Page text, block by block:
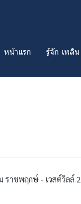
หน้าแรก รู้จัก เพลิ
ราชพฤกษ์ - เวสต์วิลล์ 2